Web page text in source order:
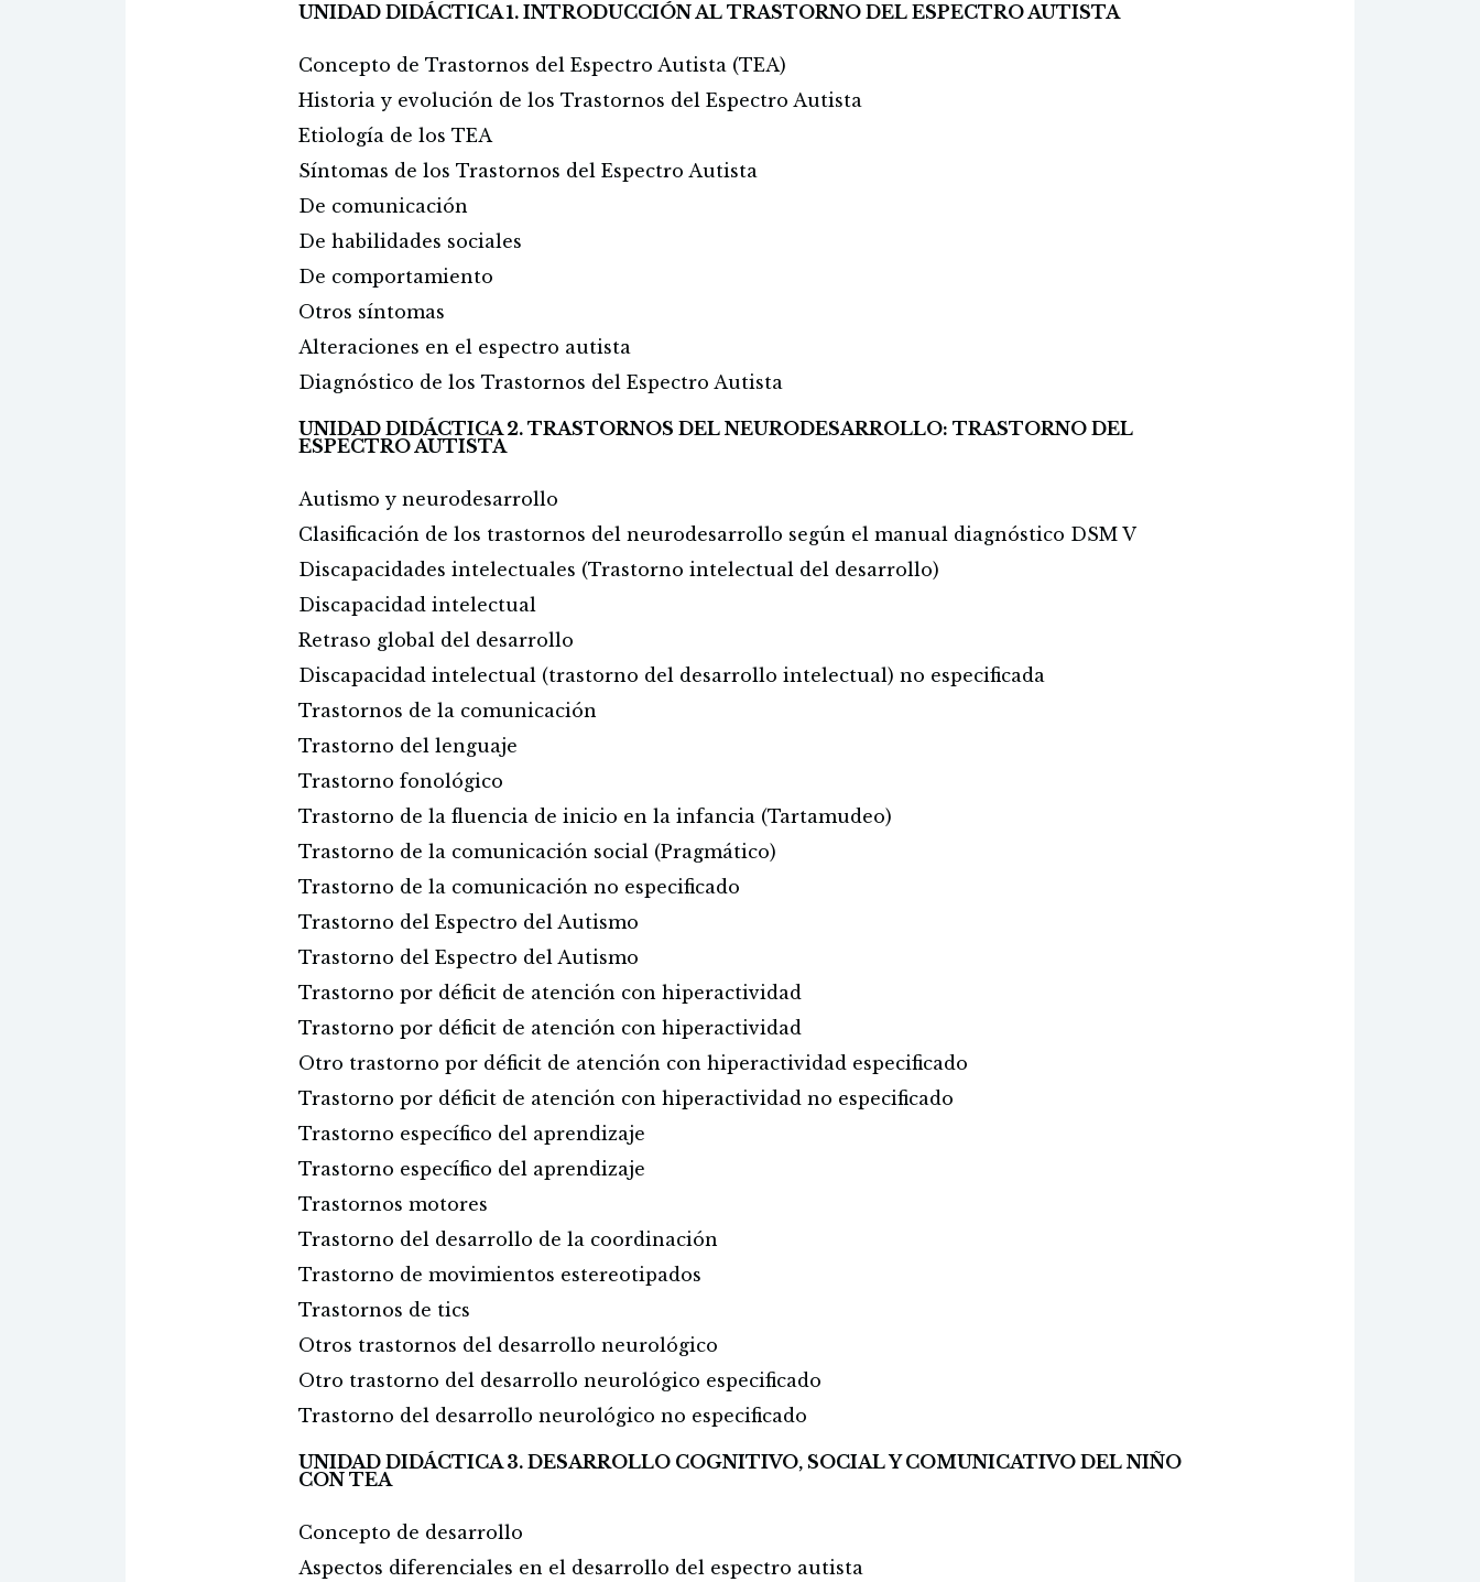
UNIDAD DIDÁCTICA 1. INTRODUCCIÓN AL TRASTORNO DEL ESPECTRO AUTISTA
Concepto de Trastornos del Espectro Autista (TEA)
Historia y evolución de los Trastornos del Espectro Autista
Etiología de los TEA
Síntomas de los Trastornos del Espectro Autista
De comunicación
De habilidades sociales
De comportamiento
Otros síntomas
Alteraciones en el espectro autista
Diagnóstico de los Trastornos del Espectro Autista
UNIDAD DIDÁCTICA 2. TRASTORNOS DEL NEURODESARROLLO: TRASTORNO DEL
ESPECTRO AUTISTA
Autismo y neurodesarrollo
Clasificación de los trastornos del neurodesarrollo según el manual diagnóstico DSM V
Discapacidades intelectuales (Trastorno intelectual del desarrollo)
Discapacidad intelectual
Retraso global del desarrollo
Discapacidad intelectual (trastorno del desarrollo intelectual) no especificada
Trastornos de la comunicación
Trastorno del lenguaje
Trastorno fonológico
Trastorno de la fluencia de inicio en la infancia (Tartamudeo)
Trastorno de la comunicación social (Pragmático)
Trastorno de la comunicación no especificado
Trastorno del Espectro del Autismo
Trastorno del Espectro del Autismo
Trastorno por déficit de atención con hiperactividad
Trastorno por déficit de atención con hiperactividad
Otro trastorno por déficit de atención con hiperactividad especificado
Trastorno por déficit de atención con hiperactividad no especificado
Trastorno específico del aprendizaje
Trastorno específico del aprendizaje
Trastornos motores
Trastorno del desarrollo de la coordinación
Trastorno de movimientos estereotipados
Trastornos de tics
Otros trastornos del desarrollo neurológico
Otro trastorno del desarrollo neurológico especificado
Trastorno del desarrollo neurológico no especificado
UNIDAD DIDÁCTICA 3. DESARROLLO COGNITIVO, SOCIAL Y COMUNICATIVO DEL NIÑO
CON TEA
Concepto de desarrollo
Aspectos diferenciales en el desarrollo del espectro autista